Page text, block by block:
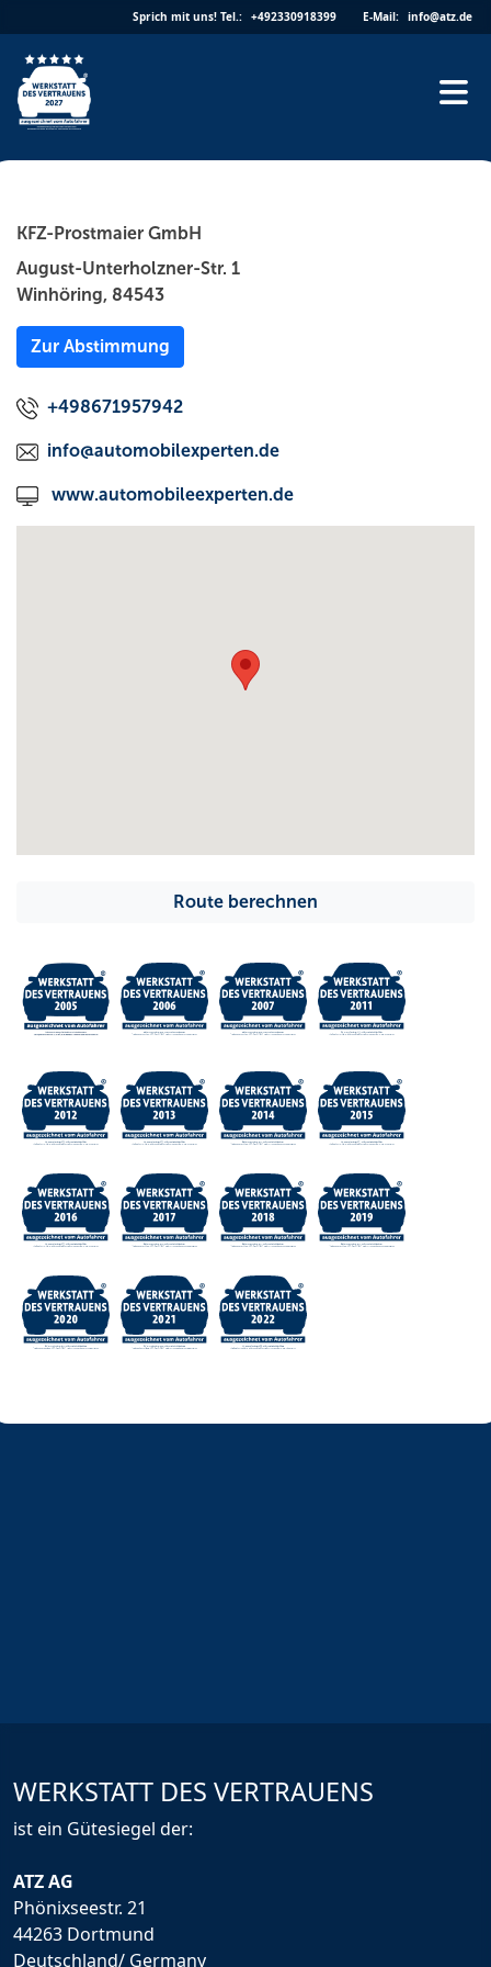
to
content
Sprich mit uns! Tel.: +492330918399 E-Mail: info@atz.de
KFZ-Prostmaier GmbH
August-Unterholzner-Str. 1
Winhöring, 84543
Zur Abstimmung
+498671957942
info@automobilexperten.de
www.automobileexperten.de
Route berechnen
WERKSTATT DES VERTRAUENS
ist ein Gütesiegel der:
ATZ AG
Phönixseestr. 21
44263 Dortmund
Deutschland/ Germany